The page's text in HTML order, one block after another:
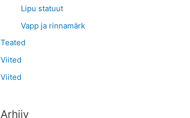
Lipu statuut
Vapp ja rinnamärk
Teated
Viited
Viited
Arhiiv